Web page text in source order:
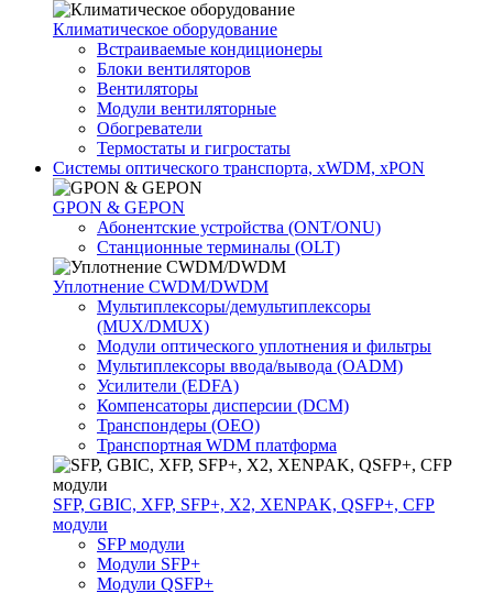
Климатичeское оборудование
Встраиваемые кондиционеры
Блоки вентиляторов
Вентиляторы
Модули вентиляторные
Обогреватели
Термостаты и гигростаты
Системы оптического транспорта, xWDM, xPON
GPON & GEPON
Абонентские устройства (ONT/ONU)
Станционные терминалы (OLT)
Уплотнение CWDM/DWDM
Мультиплексоры/демультиплексоры
(MUX/DMUX)
Модули оптического уплотнения и фильтры
Мультиплексоры ввода/вывода (OADM)
Усилители (EDFA)
Компенсаторы дисперсии (DCM)
Транспондеры (OEO)
Транспортная WDM платформа
SFP, GBIC, XFP, SFP+, X2, XENPAK, QSFP+, CFP
модули
SFP модули
Модули SFP+
Модули QSFP+